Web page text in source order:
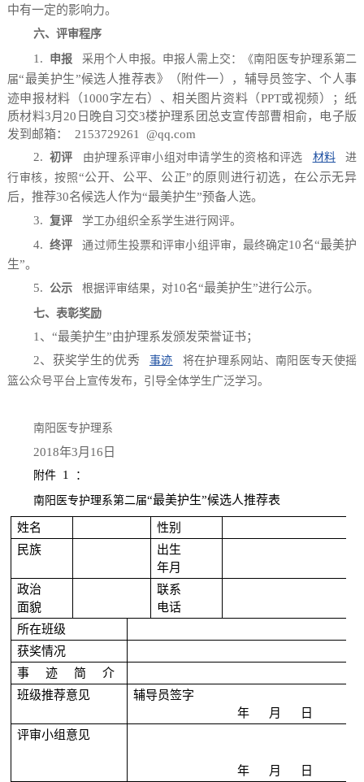
中有一定的影响力。
六、评审程序
1. 申报
采用个人申报。申报人需上交：《南阳医专护理系第二
届“最美护生”候选人推荐表》（附件一），辅导员签字、个人事
迹申报材料（1000字左右）、相关图片资料（PPT或视频）；纸
质材料3月20日晚自习交3楼护理系团总支宣传部曹相俞，电子版
发到邮箱：
2153729261
@qq.com
2. 初评 由护理系评审小组对申请学生的资格和评选 材料
进
行审核，按照“公开、公平、公正”的原则进行初选，在公示无异
后，推荐30名候选人作为“最美护生”预备人选。
3. 复评 学工办组织全系学生进行网评。
4. 终评 通过师生投票和评审小组评审，最终确定10名“最美护
生”。
5. 公示 根据评审结果，对10名“最美护生”进行公示。
七、表彰奖励
1、“最美护生”由护理系发颁发荣誉证书；
2、获奖学生的优秀
事迹
将在护理系网站、南阳医专天使摇
篮公众号平台上宣传发布，引导全体学生广泛学习。
南阳医专护理系
2018年3月16日
附件 1 ：
南阳医专护理系第二届“最美护生”候选人推荐表
姓名
性别
民族
出生
年月
政治
面貌
联系
电话
所在班级
获奖情况
事
迹 简
介
班级推荐意见
辅导员签字
年
月
日
评审小组意见
年 月 日